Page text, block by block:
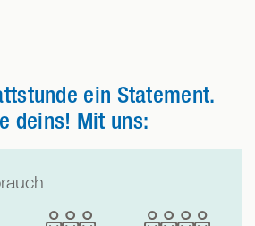
ein Statement.
deins! Mit uns:
3
4